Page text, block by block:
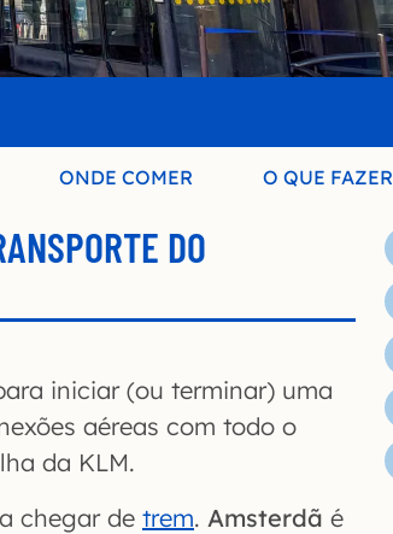
ONDE COMER O QUE FAZER
DO
iniciar (ou terminar) uma
aéreas com todo o
da KLM.
chegar de trem. Amsterdã é